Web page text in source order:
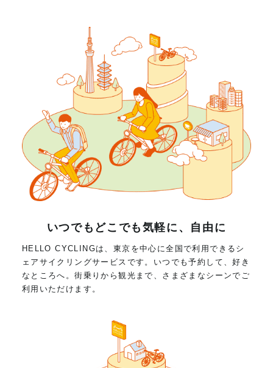
いつでもどこでも気軽に、自由に
HELLO CYCLINGは、東京を中心に全国で利用できるシ
ェアサイクリングサービスです。いつでも予約して、好き
なところへ。街乗りから観光まで、さまざまなシーンでご
利用いただけます。